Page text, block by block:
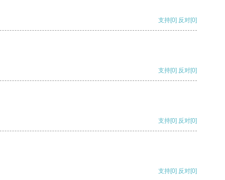
支持[0] 反对[0]
支持[0] 反对[0]
支持[0] 反对[0]
支持[0] 反对[0]